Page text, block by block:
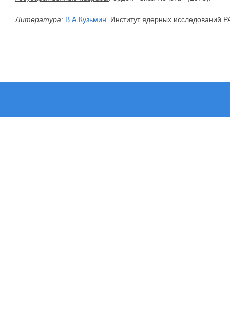
Литература: В.А.Кузьмин . Институт ядерных исследований